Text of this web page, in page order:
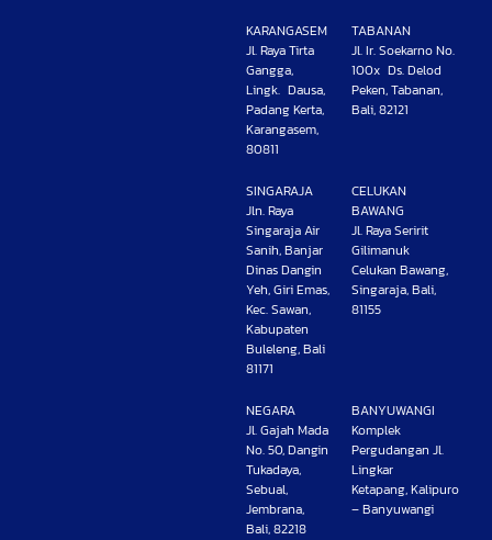
KARANGASEM
Jl. Raya Tirta
Gangga,
Lingk. Dausa,
Padang Kerta,
Karangasem,
80811
TABANAN
Jl. Ir. Soekarno No.
100x Ds. Delod
Peken, Tabanan,
Bali, 82121
SINGARAJA
Jln. Raya
Singaraja Air
Sanih, Banjar
Dinas Dangin
Yeh, Giri Emas,
Kec. Sawan,
Kabupaten
Buleleng, Bali
81171
CELUKAN
BAWANG
Jl. Raya Seririt
Gilimanuk
Celukan Bawang,
Singaraja, Bali,
81155
NEGARA
Jl. Gajah Mada
No. 50, Dangin
Tukadaya,
Sebual,
Jembrana,
Bali, 82218
BANYUWANGI
Komplek
Pergudangan Jl.
Lingkar
Ketapang, Kalipuro
– Banyuwangi